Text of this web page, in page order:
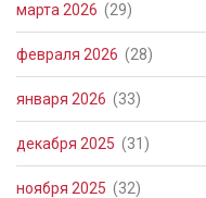
марта 2026 (29)
февраля 2026 (28)
января 2026 (33)
декабря 2025 (31)
ноября 2025 (32)